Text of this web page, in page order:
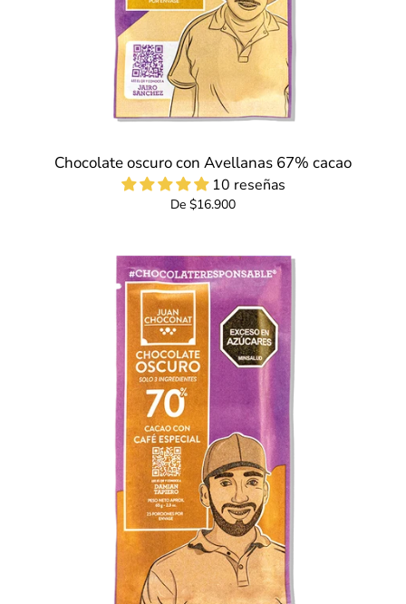
Chocolate oscuro con Avellanas 67% cacao
10 reseñas
De $16.900